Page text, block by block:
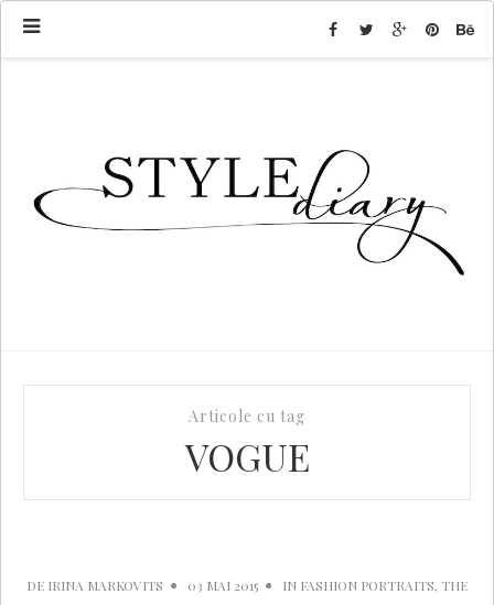
Articole cu tag
VOGUE
DE IRINA MARKOVITS 03 MAI 2015 IN FASHION PORTRAITS, THE